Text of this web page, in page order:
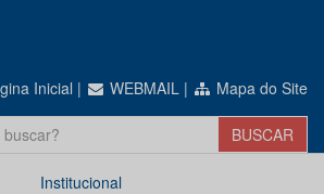
Inicial | WEBMAIL | Mapa do Site
Institucional